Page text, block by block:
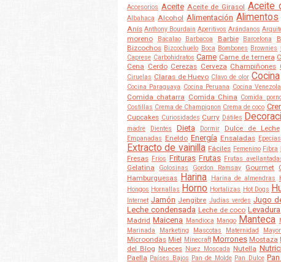
Accesorios Aceite Aceite de Girasol Aceite
Albahaca Alcohol Alimentación Alimentos
Anís Anthony Bourdain Aperitivos Arándanos
moreno
Bacalao Barbacoa Barbie Barcelona
Bizcochos Bizcochuelo Boca Bombones Brownies
Caprese Carbohidratos Carne Carne de ternera
Cena Cerdo Cerezas Cerveza Champiñones
Ciruelas Claras de Huevo Clavo de olor Cocina
Cocina Paraguaya Cocina Peruana Cocina
Comida chatarra Comida China Comida
Costillas Crema de Champignon Crema de coco
Cupcakes Curiosidades Curry Dátiles
madre
Dientes Dieta Dormir Dulce de Leche
Empanadas Eneldo Energía Ensaladas Epecias
Extracto de vainilla Fáciles Femenino Fibra
Fresas Fríos Frituras Frutas Frutas
Gelatina
Golosinas Gordon Ramsay Gourmet
Hamburguesas Harina Harina de almendras
Hongos Hornallas Horno Hortalizas Hot Dogs
Internet Jamón Jengibre Judías verdes Jugo
Leche condensada Leche de coco Levadura
Madrid Maicena Mandioca Mango Manteca
Marinada
Marketing Mascotas Maternidad
Microondas Miel Minecraft Morrones Mostaza
del Blog Nueces Nuez Moscada Nutella
Paella Países Bajos Pan de Molde Pan Dulce